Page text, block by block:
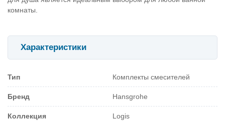
комнаты.
Характеристики
Тип Комплекты смесителей
Бренд Hansgrohe
Коллекция Logis